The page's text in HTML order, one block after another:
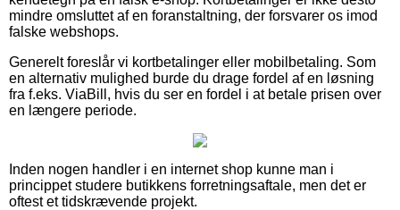
mindre omsluttet af en foranstaltning, der forsvarer os imod
falske webshops.
Generelt foreslår vi kortbetalinger eller mobilbetaling. Som
en alternativ mulighed burde du drage fordel af en løsning
fra f.eks. ViaBill, hvis du ser en fordel i at betale prisen over
en længere periode.
Inden nogen handler i en internet shop kunne man i
princippet studere butikkens forretningsaftale, men det er
oftest et tidskrævende projekt.